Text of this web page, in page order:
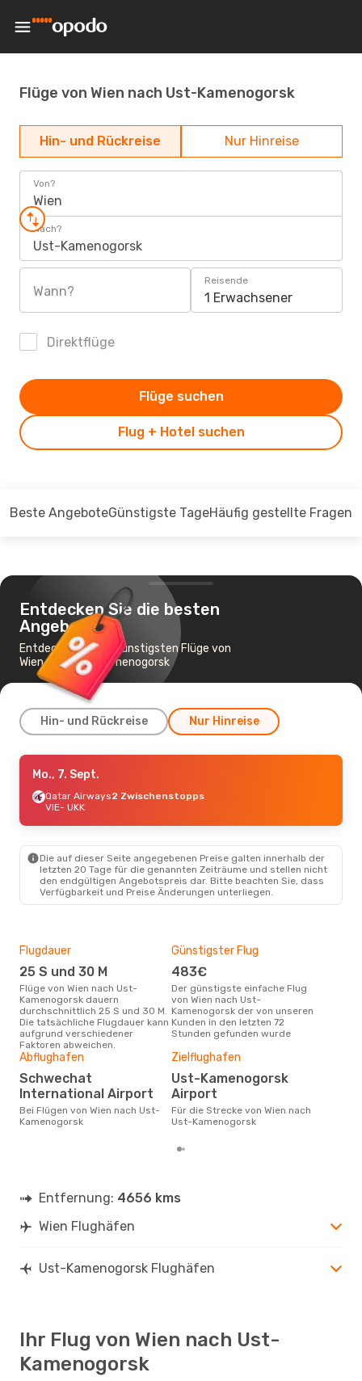
Flüge von Wien nach Ust-Kamenogorsk
Hin- und Rückreise Nur Hinreise
Von?
Wien
Nach?
Ust-Kamenogorsk
Wann?
Reisende
1 Erwachsener
Direktflüge
Flug + Hotel suchen
Flüge suchen
Beste AngeboteGünstigste TageHäufig gestellte Fragen
Entdecken Sie die besten
Angebote
Entdecken Sie die günstigsten Flüge von
Wien nach Ust-Kamenogorsk
Hin- und Rückreise Nur Hinreise
Do., 3. Sept.
Qatar Airways2 Zwischenstopps
VIE- UKK
UKK- VIE
Di., 15. Sept.- Do., 17. Sept.
British Airways2 Zwischenstopps
- UKK
Mo., 7. Sept.
Qatar Airways2 Zwischenstopps
VIE- UKK
Die auf dieser Seite angegebenen Preise galten innerhalb der
letzten 20 Tage für die genannten Zeiträume und stellen nicht
den endgültigen Angebotspreis dar. Bitte beachten Sie, dass
Verfügbarkeit und Preise Änderungen unterliegen.
Flugdauer
25 S und 30 M
Flüge von Wien nach Ust-
Kamenogorsk dauern
durchschnittlich 25 S und 30 M.
Die tatsächliche Flugdauer kann
aufgrund verschiedener
Faktoren abweichen.
Günstigster Flug
483€
Der günstigste einfache Flug
von Wien nach Ust-
Kamenogorsk der von unseren
Kunden in den letzten 72
Stunden gefunden wurde
Abflughafen
Schwechat
International Airport
Bei Flügen von Wien nach Ust-
Kamenogorsk
Zielflughafen
Ust-Kamenogorsk
Airport
Für die Strecke von Wien nach
Ust-Kamenogorsk
Entfernung: 4656 kms
Wien Flughäfen
Ust-Kamenogorsk Flughäfen
Ihr Flug von Wien nach Ust-
Kamenogorsk